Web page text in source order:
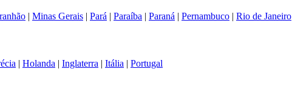
| Minas Gerais | Pará | Paraíba | Paraná | Pernambuco | Rio de Janeiro
| Holanda | Inglaterra | Itália | Portugal